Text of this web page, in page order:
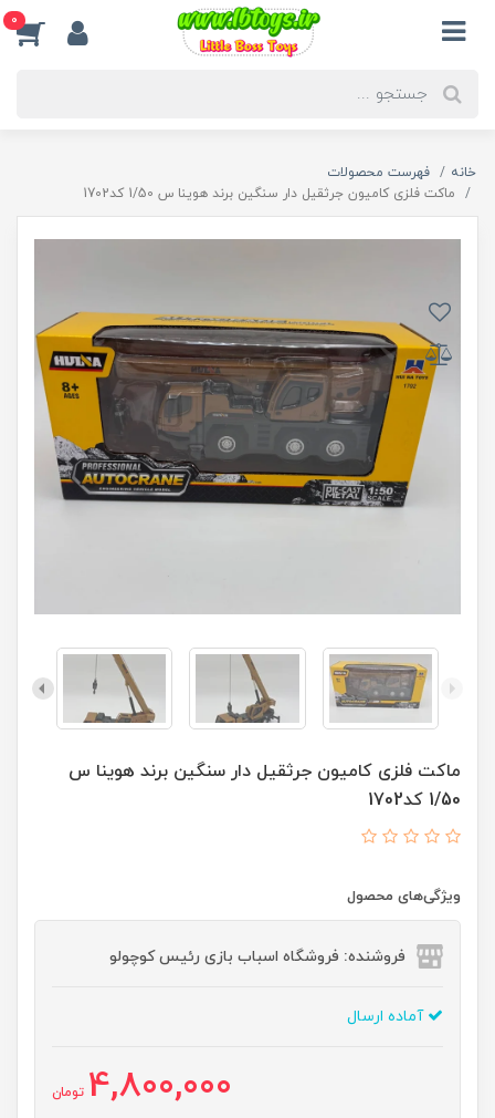
0
خانه
فهرست محصولات
ماکت فلزی کامیون جرثقیل دار سنگین برند هوینا س 1/50 کد1702
ماکت فلزی کامیون جرثقیل دار سنگین برند هوینا س
1/50 کد1702
ویژگی‌های محصول
فروشنده: فروشگاه اسباب بازی رئیس کوچولو
آماده ارسال
4,800,000 تومان